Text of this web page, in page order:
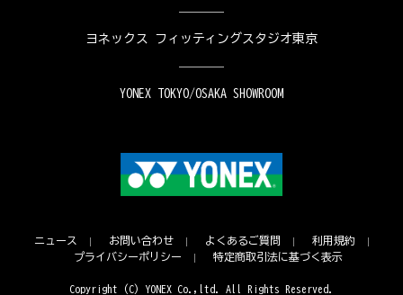
ヨネックス フィッティングスタジオ東京
YONEX TOKYO/OSAKA SHOWROOM
ニュース お問い合わせ よくあるご質問
利用規約
プライバシーポリシー
特定商取引法に基づく表示
Copyright (C) YONEX Co.,ltd. All Rights Reserved.